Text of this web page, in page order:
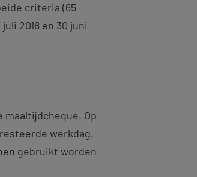
criteria (65
2018 en 30 juni
Op
werkdag.
gebruikt worden